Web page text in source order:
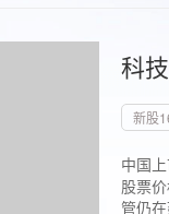
科
新股
中国
股票
管仍